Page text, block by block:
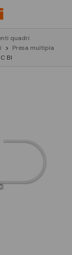
quadri
Presa multipla
BI